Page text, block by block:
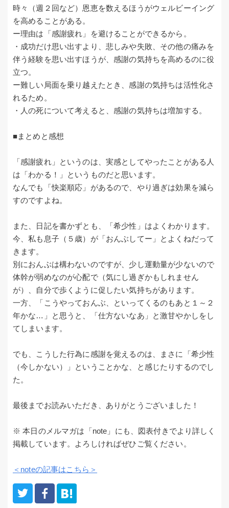
時々（週２回など）恩恵を数えるほうがウェルビーイング
を高めることがある。
ー理由は「感謝疲れ」を避けることができるから。
・成功だけ思い出すより、悲しみや失敗、その他の痛みを
伴う経験を思い出すほうが、感謝の気持ちを高めるのに役
立つ。
ー難しい局面を乗り越えたとき、感謝の気持ちは活性化さ
れるため。
・人の死について考えると、感謝の気持ちは増加する。
■まとめと感想
「感謝疲れ」というのは、実感としてやったことがある人
は「わかる！」というものだと思います。
なんでも「快楽順応」があるので、やり過ぎは効果を減ら
すのですよね。
また、日記を書かずとも、「希少性」はよくわかります。
今、私も息子（５歳）が「おんぶしてー」とよくねだって
きます。
別におんぶは構わないのですが、少し運動量が少ないので
体幹が弱めなのが心配で（気にし過ぎかもしれません
が）、自分で歩くように促したい気持ちがあります。
一方、「こうやっておんぶ、といってくるのもあと１～２
年かな…」と思うと、「仕方ないなあ」と激甘やかしをし
てしまいます。
でも、こうした行為に感謝を覚えるのは、まさに「希少性
（今しかない）」ということかな、と感じたりするのでし
た。
最後までお読みいただき、ありがとうございました！
※ 本日のメルマガは「note」にも、図表付きでより詳しく
掲載しています。よろしければぜひご覧ください。
＜noteの記事はこちら＞